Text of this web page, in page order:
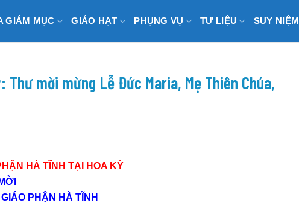
GIÁM MỤC GIÁO HẠT PHỤNG VỤ TƯ LIỆU SUY NIỆM
Thư mời mừng Lễ Đức Maria, Mẹ Thiên Chúa,
HÀ TĨNH TẠI HOA KỲ
PHẬN HÀ TĨNH